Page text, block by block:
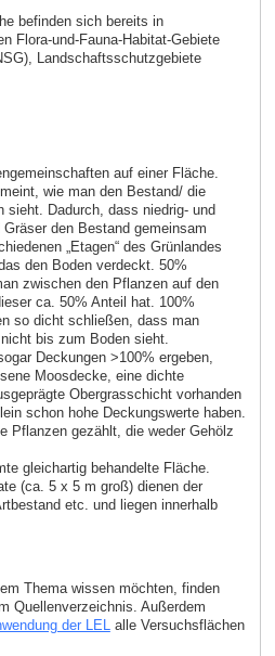
befinden sich bereits in
Flora-und-Fauna-Habitat-Gebiete
Landschaftsschutzgebiete
auf einer Fläche.
wie man den Bestand/ die
sieht. Dadurch, dass niedrig- und
den Bestand gemeinsam
„Etagen“ des Grünlandes
den Boden verdeckt. 50%
zwischen den Pflanzen auf den
ca. 50% Anteil hat. 100%
so dicht schließen, dass man
bis zum Boden sieht.
Deckungen >100% ergeben,
Moosdecke, eine dichte
Obergrasschicht vorhanden
schon hohe Deckungswerte haben.
Pflanzen gezählt, die weder Gehölz
gleichartig behandelte Fläche.
(ca. 5 x 5 m groß) dienen der
etc. und liegen innerhalb
Thema wissen möchten, finden
Quellenverzeichnis. Außerdem
der LEL
alle Versuchsflächen